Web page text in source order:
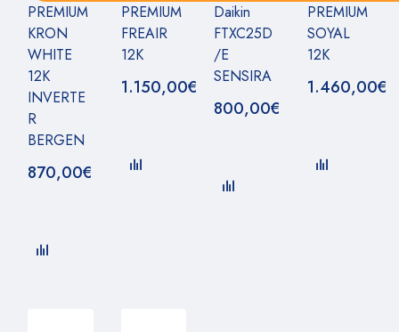
PREMIUM
KRON
WHITE
12K
INVERTE
R
BERGEN
870,00€
PREMIUM
FREAIR
12K
1.150,00€
Daikin
FTXC25D
/E
SENSIRA
800,00€
PREMIUM
SOYAL
12K
1.460,00€